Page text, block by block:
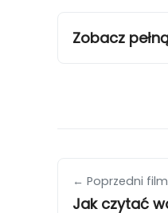
Zobacz
← Poprzedni film
Jak czytać